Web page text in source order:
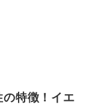
特徴！イエ